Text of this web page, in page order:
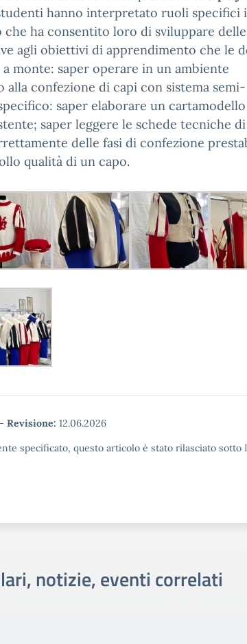
hanno interpretato ruoli specifici
che ha consentito loro di sviluppare delle
agli obiettivi di apprendimento che le
monte: saper operare in un ambiente
confezione di capi con sistema semi-
saper elaborare un
saper leggere le schede tecniche
delle fasi di confezione
qualità di un capo.
- Revisione: 12.06.2026
specificato, questo articolo è stato rilasciato
notizie, eventi correlati